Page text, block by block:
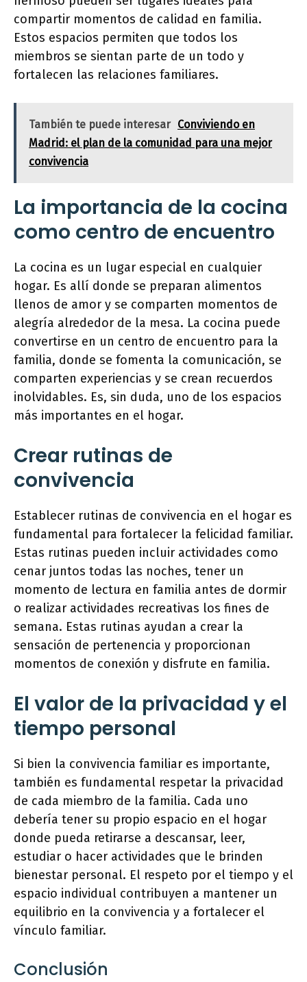
compartir momentos de calidad en familia.
Estos espacios permiten que todos los
miembros se sientan parte de un todo y
fortalecen las relaciones familiares.
También te puede interesar Conviviendo en
Madrid: el plan de la comunidad para una mejor
convivencia
La importancia de la cocina
como centro de encuentro
La cocina es un lugar especial en cualquier
hogar. Es allí donde se preparan alimentos
llenos de amor y se comparten momentos de
alegría alrededor de la mesa. La cocina puede
convertirse en un centro de encuentro para la
familia, donde se fomenta la comunicación, se
comparten experiencias y se crean recuerdos
inolvidables. Es, sin duda, uno de los espacios
más importantes en el hogar.
Crear rutinas de
convivencia
Establecer rutinas de convivencia en el hogar es
fundamental para fortalecer la felicidad familiar.
Estas rutinas pueden incluir actividades como
cenar juntos todas las noches, tener un
momento de lectura en familia antes de dormir
o realizar actividades recreativas los fines de
semana. Estas rutinas ayudan a crear la
sensación de pertenencia y proporcionan
momentos de conexión y disfrute en familia.
El valor de la privacidad y el
tiempo personal
Si bien la convivencia familiar es importante,
también es fundamental respetar la privacidad
de cada miembro de la familia. Cada uno
debería tener su propio espacio en el hogar
donde pueda retirarse a descansar, leer,
estudiar o hacer actividades que le brinden
bienestar personal. El respeto por el tiempo y el
espacio individual contribuyen a mantener un
equilibrio en la convivencia y a fortalecer el
vínculo familiar.
Conclusión